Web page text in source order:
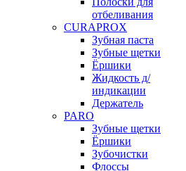
отбеливания
CURAPROX
Зубная паста
Зубные щетки
Ёршики
Жидкость д/
индикации
Держатель
PARO
Зубные щетки
Ёршики
Зубочистки
Флоссы